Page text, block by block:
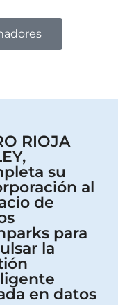
RIOJA
su
al
de
para
la
en datos